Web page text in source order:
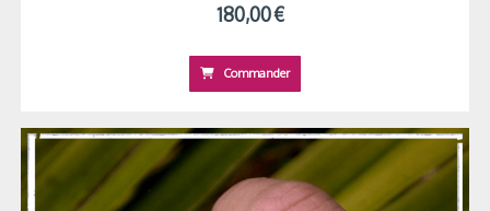
180,00€
Commander